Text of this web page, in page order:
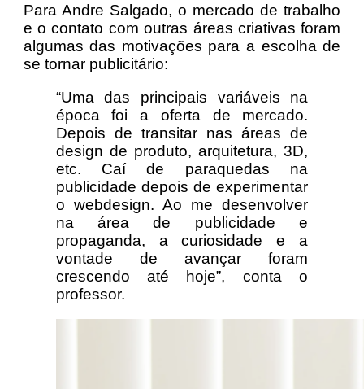
Para Andre Salgado, o mercado de trabalho
e o contato com outras áreas criativas foram
algumas das motivações para a escolha de
se tornar publicitário:
“Uma das principais variáveis na
época foi a oferta de mercado.
Depois de transitar nas áreas de
design de produto, arquitetura, 3D,
etc. Caí de paraquedas na
publicidade depois de experimentar
o webdesign. Ao me desenvolver
na área de publicidade e
propaganda, a curiosidade e a
vontade de avançar foram
crescendo até hoje”, conta o
professor.